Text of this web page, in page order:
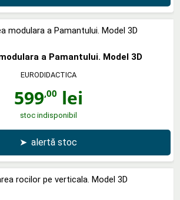
a Pamantului. Model 3D
EURODIDACTICA
599,00 lei
stoc indisponibil
➤ alertă stoc